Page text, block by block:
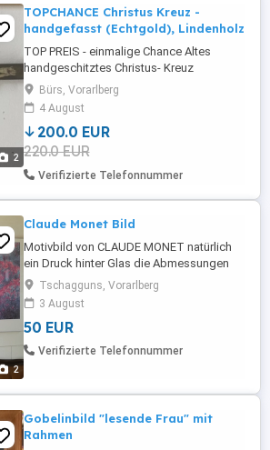
2
TOPCHANCE Christus Kreuz -
handgefasst (Echtgold), Lindenholz
TOP PREIS - einmalige Chance Altes
handgeschitztes Christus- Kreuz
Handgefasst (Echtgold) Lindenholz Mit
Zertifikat ca. 40cm Händler Expertise
600,00 Zu verkaufen- nur Selbstabholer
Bürs, Vorarlberg
4 August
200.0 EUR
220.0 EUR
Verifizierte Telefonnummer
2
Claude Monet Bild
Motivbild von CLAUDE MONET natürlich
ein Druck hinter Glas die Abmessungen
sind 170 cm x 90cm an der oberen linken
Ecke ein kleiner Glasbruch ansonsten
Top!Neupreis 400.-
Tschagguns, Vorarlberg
3 August
50 EUR
Verifizierte Telefonnummer
Gobelinbild "lesende Frau" mit
Rahmen